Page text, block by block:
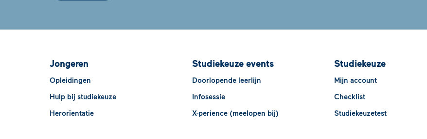
Jongeren
Opleidingen
Hulp bij studiekeuze
Herorïentatie
Studiekeuze events
Doorlopende leerlijn
Infosessie
X-perience (meelopen bij)
Studiekeuze
Mijn account
Checklist
Studiekeuzetest